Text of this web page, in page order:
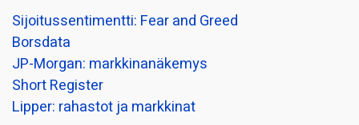
Sijoitussentimentti: Fear and Greed
Borsdata
JP-Morgan: markkinanäkemys
Short Register
Lipper: rahastot ja markkinat